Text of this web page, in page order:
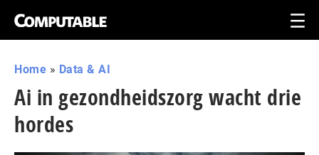
Home » Data & AI
Ai in gezondheidszorg wacht drie
hordes